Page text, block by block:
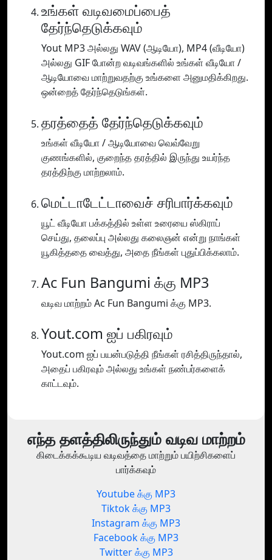
உங்கள் வடிவமைப்பைத்
தேர்ந்தெடுக்கவும்
Yout MP3 அல்லது WAV (ஆடியோ), MP4 (வீடியோ)
அல்லது GIF போன்ற வடிவங்களில் உங்கள் வீடியோ /
ஆடியோவை மாற்றுவதற்கு உங்களை அனுமதிக்கிறது.
ஒன்றைத் தேர்ந்தெடுங்கள்.
தரத்தைத் தேர்ந்தெடுக்கவும்
உங்கள் வீடியோ / ஆடியோவை வெவ்வேறு
குணங்களில், குறைந்த தரத்தில் இருந்து உயர்ந்த
தரத்திற்கு மாற்றலாம்.
மெட்டாடேட்டாவைச் சரிபார்க்கவும்
யூட் வீடியோ பக்கத்தில் உள்ள உரையை ஸ்கிராப்
செய்து, தலைப்பு அல்லது கலைஞன் என்று நாங்கள்
யூகித்ததை வைத்து, அதை நீங்கள் புதுப்பிக்கலாம்.
Ac Fun Bangumi க்கு MP3
வடிவ மாற்றம் Ac Fun Bangumi க்கு MP3.
Yout.com ஐப் பகிரவும்
Yout.com ஐப் பயன்படுத்தி நீங்கள் ரசித்திருந்தால்,
அதைப் பகிரவும் அல்லது உங்கள் நண்பர்களைக்
காட்டவும்.
எந்த தளத்திலிருந்தும் வடிவ மாற்றம்
கிடைக்கக்கூடிய வடிவத்தை மாற்றும் பயிற்சிகளைப்
பார்க்கவும்
Youtube க்கு MP3
Tiktok க்கு MP3
Instagram க்கு MP3
Facebook க்கு MP3
Twitter க்கு MP3